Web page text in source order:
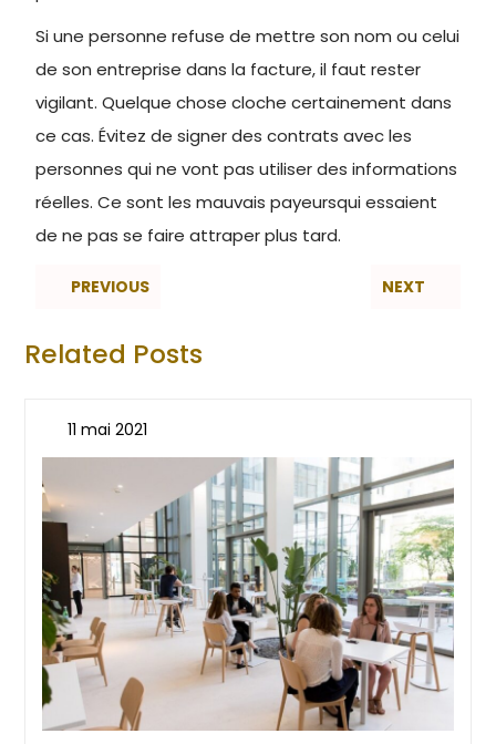
Si une personne refuse de mettre son nom ou celui
de son entreprise dans la facture, il faut rester
vigilant. Quelque chose cloche certainement dans
ce cas. Évitez de signer des contrats avec les
personnes qui ne vont pas utiliser des informations
réelles. Ce sont les mauvais payeursqui essaient
de ne pas se faire attraper plus tard.
PREVIOUS NEXT
Related Posts
11 mai 2021